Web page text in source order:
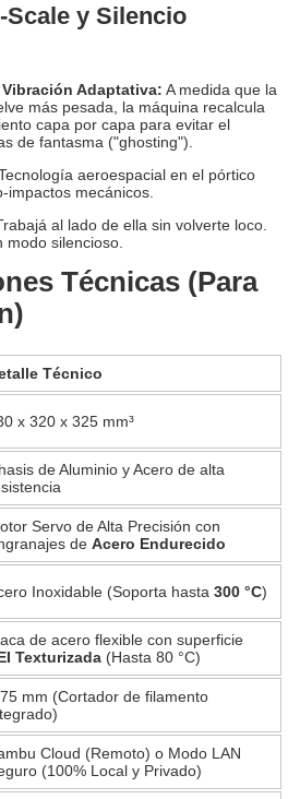
y Silencio
Adaptativa: A medida que la
más pesada, la máquina recalcula
capa por capa para evitar el
de fantasma ("ghosting").
aeroespacial en el pórtico
impactos mecánicos.
al lado de ella sin volverte loco.
modo silencioso.
Técnicas (Para
Técnico
x 320 x 325 mm³
de Aluminio y Acero de alta
Servo de Alta Precisión con
de Acero Endurecido
Inoxidable (Soporta hasta 300 °C)
de acero flexible con superficie
Texturizada (Hasta 80 °C)
mm (Cortador de filamento
Cloud (Remoto) o Modo LAN
(100% Local y Privado)